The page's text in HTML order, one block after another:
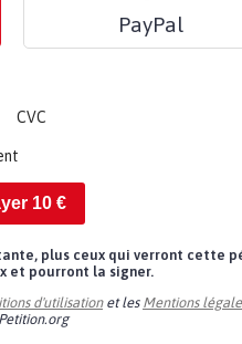
PayPal
CVC
10€
plus ceux qui verront cette
et pourront la signer.
d'utilisationet les Mentions